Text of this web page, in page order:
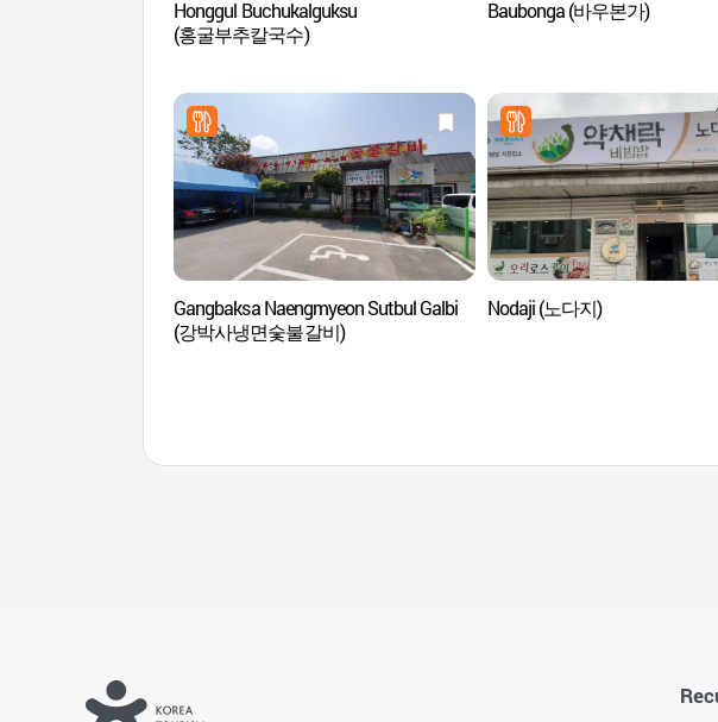
Honggul Buchukalguksu
(홍굴부추칼국수)
Baubonga (바우본가)
Gangbaksa Naengmyeon Sutbul Galbi
(강박사냉면숯불갈비)
Nodaji (노다지)